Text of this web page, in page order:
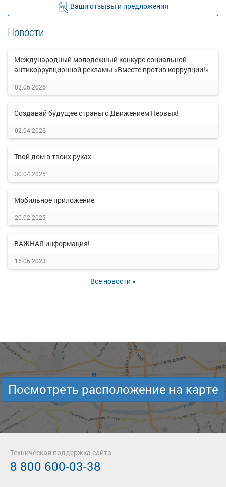
Ваши отзывы и предложения
Новости
Международный молодежный конкурс социальной
антикоррупционной рекламы «Вместе против коррупции!»
02.06.2026
Создавай будущее страны с Движением Первых!
02.04.2026
Твой дом в твоих руках
30.04.2025
Мобильное приложение
20.02.2025
ВАЖНАЯ информация!
16.06.2023
Все новости »
Посмотреть расположение на карте
Техническая поддержка сайта
8 800 600-03-38